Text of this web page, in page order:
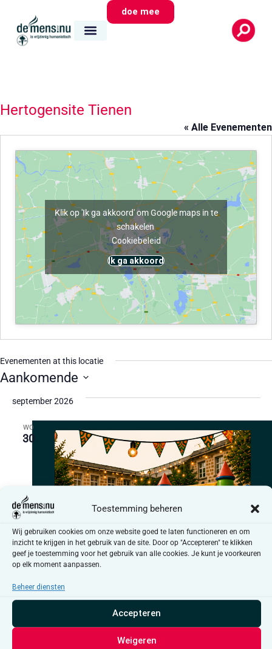
Toestemming beheren
Wij gebruiken cookies om onze website goed te laten functioneren en om
inzicht te krijgen in het gebruik van de site. Door op "Accepteren" te klikken
geef je toestemming voor het gebruik van alle cookies. Je kunt je voorkeuren
op elk moment aanpassen.
Beheer diensten
Accepteren
Weigeren
doe mee
Hertogensite Tienen
« Alle Evenementen
Klik op 'Ik ga akkoord' om Google maps in te
schakelen
Cookiebeleid
Ik ga akkoord
Evenementen at this locatie
Aankomende
eenseptember 2026
WO
30
30 september @ 16:00-19:00 UTC+1